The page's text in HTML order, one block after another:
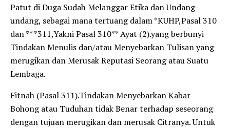
Patut di Duga Sudah Melanggar Etika dan Undang-
undang, sebagai mana tertuang dalam *KUHP,Pasal 310
dan ** *311,Yakni Pasal 310** Ayat (2).yang berbunyi
Tindakan Menulis dan/atau Menyebarkan Tulisan yang
merugikan dan Merusak Reputasi Seorang atau Suatu
Lembaga.
Fitnah (Pasal 311).Tindakan Menyebarkan Kabar
Bohong atau Tuduhan tidak Benar terhadap seseorang
dengan tujuan merugikan dan merusak Citranya. Untuk